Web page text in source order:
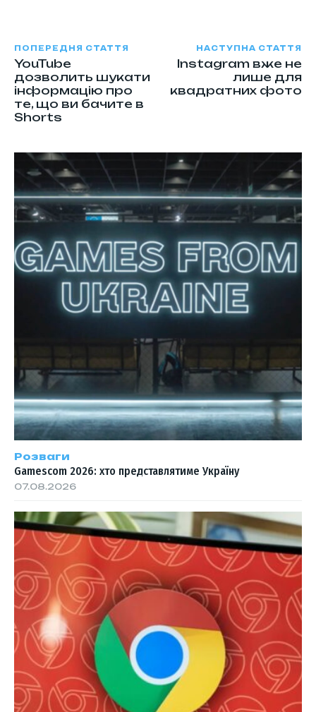
ПОПЕРЕДНЯ СТАТТЯ
YouTube
дозволить шукати
інформацію про
те, що ви бачите в
Shorts
НАСТУПНА СТАТТЯ
Instagram вже не
лише для
квадратних фото
Розваги
Gamescom 2026: хто представлятиме Україну
07.08.2026